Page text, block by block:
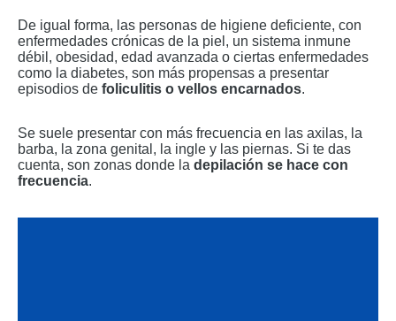
De igual forma, las personas de higiene deficiente, con
enfermedades crónicas de la piel, un sistema inmune
débil, obesidad, edad avanzada o ciertas enfermedades
como la diabetes, son más propensas a presentar
episodios de foliculitis o vellos encarnados.
Se suele presentar con más frecuencia en las axilas, la
barba, la zona genital, la ingle y las piernas. Si te das
cuenta, son zonas donde la depilación se hace con
frecuencia.